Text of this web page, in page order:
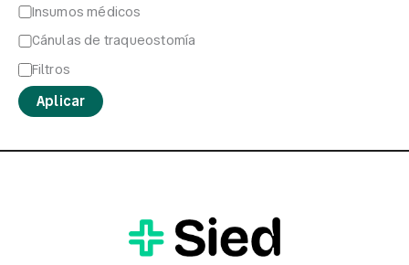
Insumos médicos
Cánulas de traqueostomía
Filtros
Aplicar